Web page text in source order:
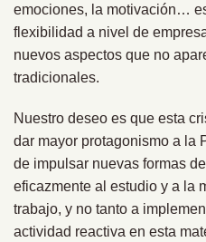
emociones, la motivación…
flexibilidad a nivel de
nuevos aspectos que no
tradicionales.
Nuestro deseo es que esta
dar mayor protagonismo a la
de impulsar nuevas formas
eficazmente al estudio y a la
trabajo, y no tanto a
actividad reactiva en esta